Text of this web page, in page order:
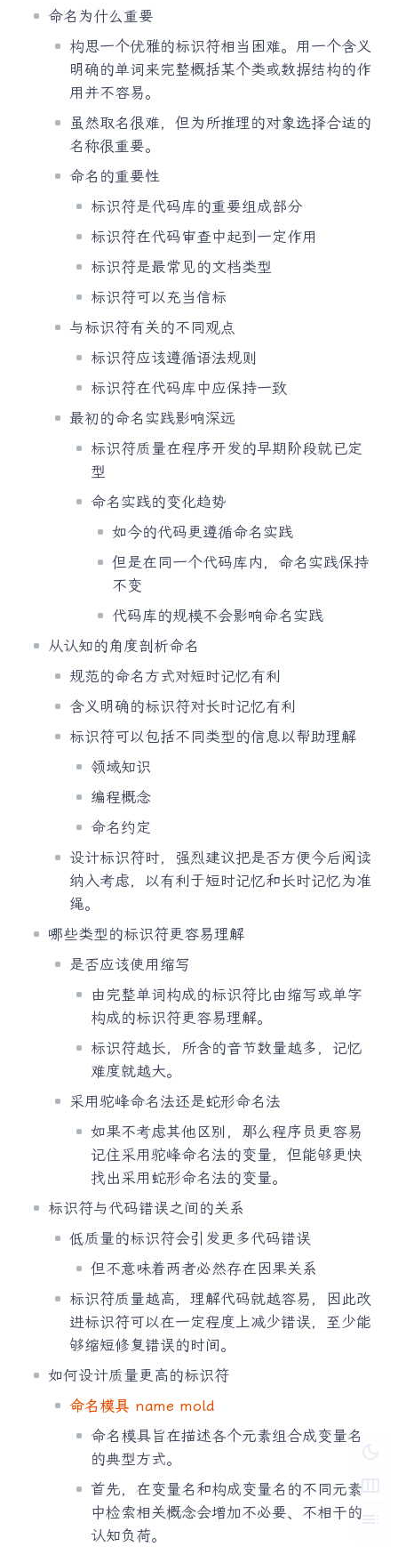
width_normal
toc
命名为什么重要
构思一个优雅的标识符相当困难。用一个含义
明确的单词来完整概括某个类或数据结构的作
用并不容易。
虽然取名很难，但为所推理的对象选择合适的
名称很重要。
命名的重要性
标识符是代码库的重要组成部分
标识符在代码审查中起到一定作用
标识符是最常见的文档类型
标识符可以充当信标
与标识符有关的不同观点
标识符应该遵循语法规则
标识符在代码库中应保持一致
最初的命名实践影响深远
标识符质量在程序开发的早期阶段就已定
型
命名实践的变化趋势
如今的代码更遵循命名实践
但是在同一个代码库内，命名实践保持
不变
代码库的规模不会影响命名实践
从认知的角度剖析命名
规范的命名方式对短时记忆有利
含义明确的标识符对长时记忆有利
标识符可以包括不同类型的信息以帮助理解
领域知识
编程概念
命名约定
设计标识符时，强烈建议把是否方便今后阅读
纳入考虑，以有利于短时记忆和长时记忆为准
绳。
哪些类型的标识符更容易理解
是否应该使用缩写
由完整单词构成的标识符比由缩写或单字
构成的标识符更容易理解。
标识符越长，所含的音节数量越多，记忆
难度就越大。
采用驼峰命名法还是蛇形命名法
如果不考虑其他区别，那么程序员更容易
记住采用驼峰命名法的变量，但能够更快
找出采用蛇形命名法的变量。
标识符与代码错误之间的关系
低质量的标识符会引发更多代码错误
但不意味着两者必然存在因果关系
标识符质量越高，理解代码就越容易，因此改
进标识符可以在一定程度上减少错误，至少能
够缩短修复错误的时间。
如何设计质量更高的标识符
命名模具 name mold
命名模具旨在描述各个元素组合成变量名
的典型方式。
首先，在变量名和构成变量名的不同元素
中检索相关概念会增加不必要、不相干的
认知负荷。